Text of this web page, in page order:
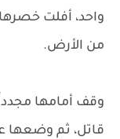
واحد، أفلت
من الأرض.
وقف أمامها
قاتل، ثم وضعها